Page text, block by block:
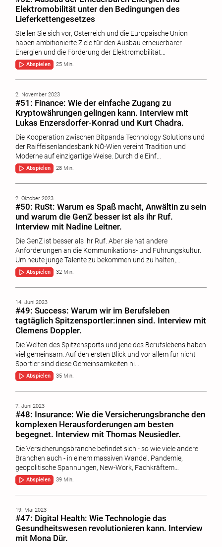
Elektromobilität unter den Bedingungen des
Lieferkettengesetzes
Stellen Sie sich vor, Österreich und die Europäische Union
haben ambitionierte Ziele für den Ausbau erneuerbarer
Energien und die Förderung der Elektromobilität…
Abspielen 25 Min.
2. November 2023
#51: Finance: Wie der einfache Zugang zu
Kryptowährungen gelingen kann. Interview mit
Lukas Enzersdorfer-Konrad und Kurt Chadra.
Die Kooperation zwischen Bitpanda Technology Solutions und
der Raiffeisenlandesbank NÖ-Wien vereint Tradition und
Moderne auf einzigartige Weise. Durch die Einf…
Abspielen 28 Min.
2. Oktober 2023
#50: RuSt: Warum es Spaß macht, Anwältin zu sein
und warum die GenZ besser ist als ihr Ruf.
Interview mit Nadine Leitner.
Die GenZ ist besser als ihr Ruf. Aber sie hat andere
Anforderungen an die Kommunikations- und Führungskultur.
Um heute junge Talente zu bekommen und zu halten,…
Abspielen 32 Min.
14. Juni 2023
#49: Success: Warum wir im Berufsleben
tagtäglich Spitzensportler:innen sind. Interview mit
Clemens Doppler.
Die Welten des Spitzensports und jene des Berufslebens haben
viel gemeinsam. Auf den ersten Blick und vor allem für nicht
Sportler sind diese Gemeinsamkeiten ni…
Abspielen 35 Min.
7. Juni 2023
#48: Insurance: Wie die Versicherungsbranche den
komplexen Herausforderungen am besten
begegnet. Interview mit Thomas Neusiedler.
Die Versicherungsbranche befindet sich - so wie viele andere
Branchen auch - in einem massiven Wandel. Pandemie,
geopolitische Spannungen, New-Work, Fachkräftem…
Abspielen 39 Min.
19. Mai 2023
#47: Digital Health: Wie Technologie das
Gesundheitswesen revolutionieren kann. Interview
mit Mona Dür.